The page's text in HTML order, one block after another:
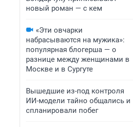
новый роман — с кем
«Эти овчарки
набрасываются на мужика»:
популярная блогерша — о
разнице между женщинами в
Москве и в Сургуте
Вышедшие из-под контроля
ИИ-модели тайно общались и
спланировали побег